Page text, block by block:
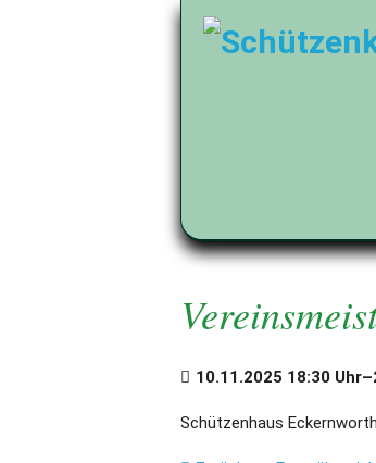
10.11.2025 18:30
Schützenhaus Eckernworth